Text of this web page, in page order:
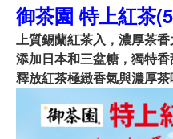
御茶園 特上紅茶
上質錫蘭紅茶入，濃厚茶
添加日本和三盆糖，獨特
釋放紅茶極緻香氣與濃厚茶